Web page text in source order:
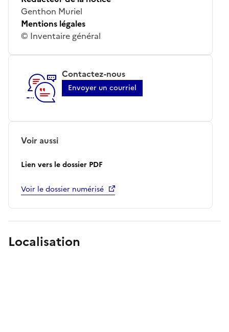
Genthon Muriel
Mentions légales
© Inventaire général
Contactez-nous
Envoyer un courriel
Voir aussi
Lien vers le dossier PDF
Voir le dossier numérisé
Localisation